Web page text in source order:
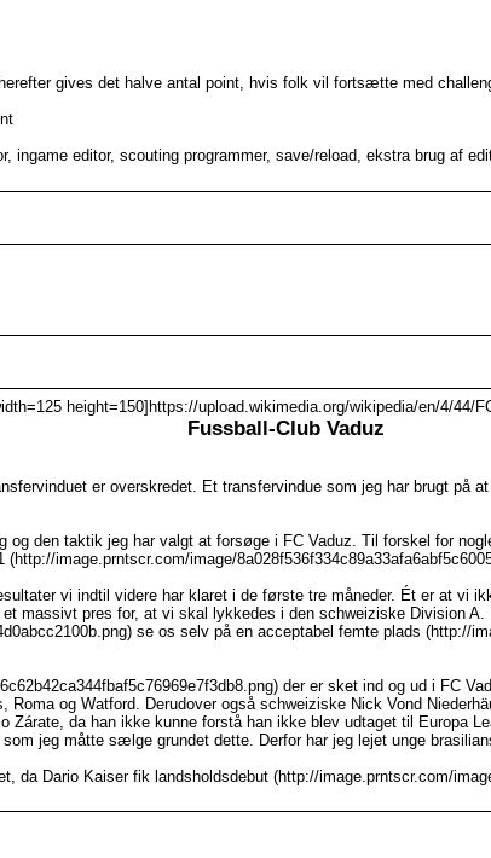
gives det halve antal point, hvis folk vil fortsætte med
ingame editor, scouting programmer, save/reload, ekstra brug af
height=150]https://upload.wikimedia.org/wikipedia/en/4/44/
Fussball-Club Vaduz
er overskredet. Et transfervindue som jeg har brugt på
den taktik jeg har valgt at forsøge i FC Vaduz. Til forskel for
image.prntscr.com/image/
vi indtil videre har klaret i de første tre måneder. Ét er at vi
massivt pres for, at vi skal lykkedes i den schweiziske Division
se os selv på en acceptabel femte plads (http://
der er sket ind og ud i FC
og Watford. Derudover også schweiziske Nick Vond
da han ikke kunne forstå han ikke blev udtaget til Europa
jeg måtte sælge grundet dette. Derfor har jeg lejet unge
da Dario Kaiser fik landsholdsdebut (http://image.prntscr.com/